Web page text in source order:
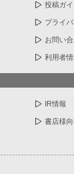
投稿ガ
プライ
お問い
利用者
IR情報
書店様